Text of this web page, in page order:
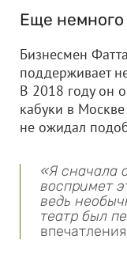
Еще
Бизнесмен
поддерживает
В 2018 году он
кабуки в
не ожидал
«Я сначала
воспримет
ведь
театр был